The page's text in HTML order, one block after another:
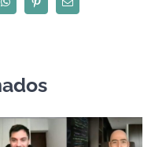
WhatsAppPinterestCorreo
electrónico